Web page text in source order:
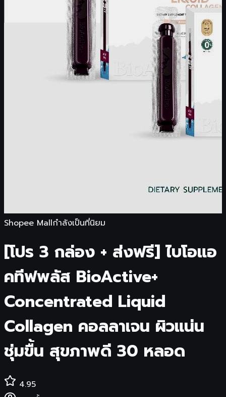
Shopee Mallกำลังเป็นที่นิยม
[โปร 3 กล่อง + ส่งฟรี] ไบโอแอ
คทีฟพลัส BioActive+
Concentrated Liquid
Collagen คอลลาเจน ผิวแน่น
ชุ่มขื้น สุขภาพดี 30 หลอด
4.95